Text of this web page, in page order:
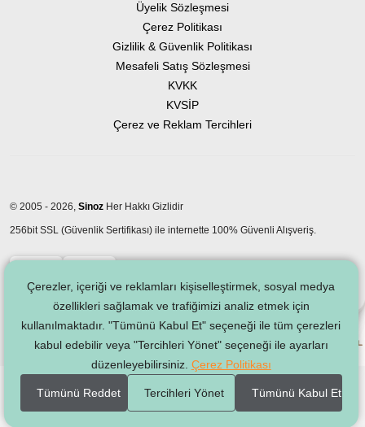
Üyelik Sözleşmesi
Çerez Politikası
Gizlilik & Güvenlik Politikası
Mesafeli Satış Sözleşmesi
KVKK
KVSİP
Çerez ve Reklam Tercihleri
© 2005 - 2026, Sinoz Her Hakkı Gizlidir
256bit SSL (Güvenlik Sertifikası) ile internette 100% Güvenli Alışveriş.
Çerezler, içeriği ve reklamları kişiselleştirmek, sosyal medya
özellikleri sağlamak ve trafiğimizi analiz etmek için
kullanılmaktadır. "Tümünü Kabul Et" seçeneği ile tüm çerezleri
kabul edebilir veya "Tercihleri Yönet" seçeneği ile ayarları
düzenleyebilirsiniz. Çerez Politikası
Tümünü Reddet Tercihleri Yönet Tümünü Kabul Et